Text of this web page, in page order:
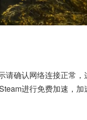
请确认网络连接正常，
进行免费加速，加